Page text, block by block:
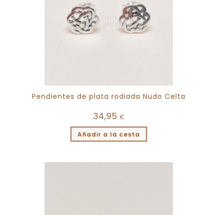
Pendientes de plata rodiada Nudo Celta
34,95 €
Añadir a la cesta